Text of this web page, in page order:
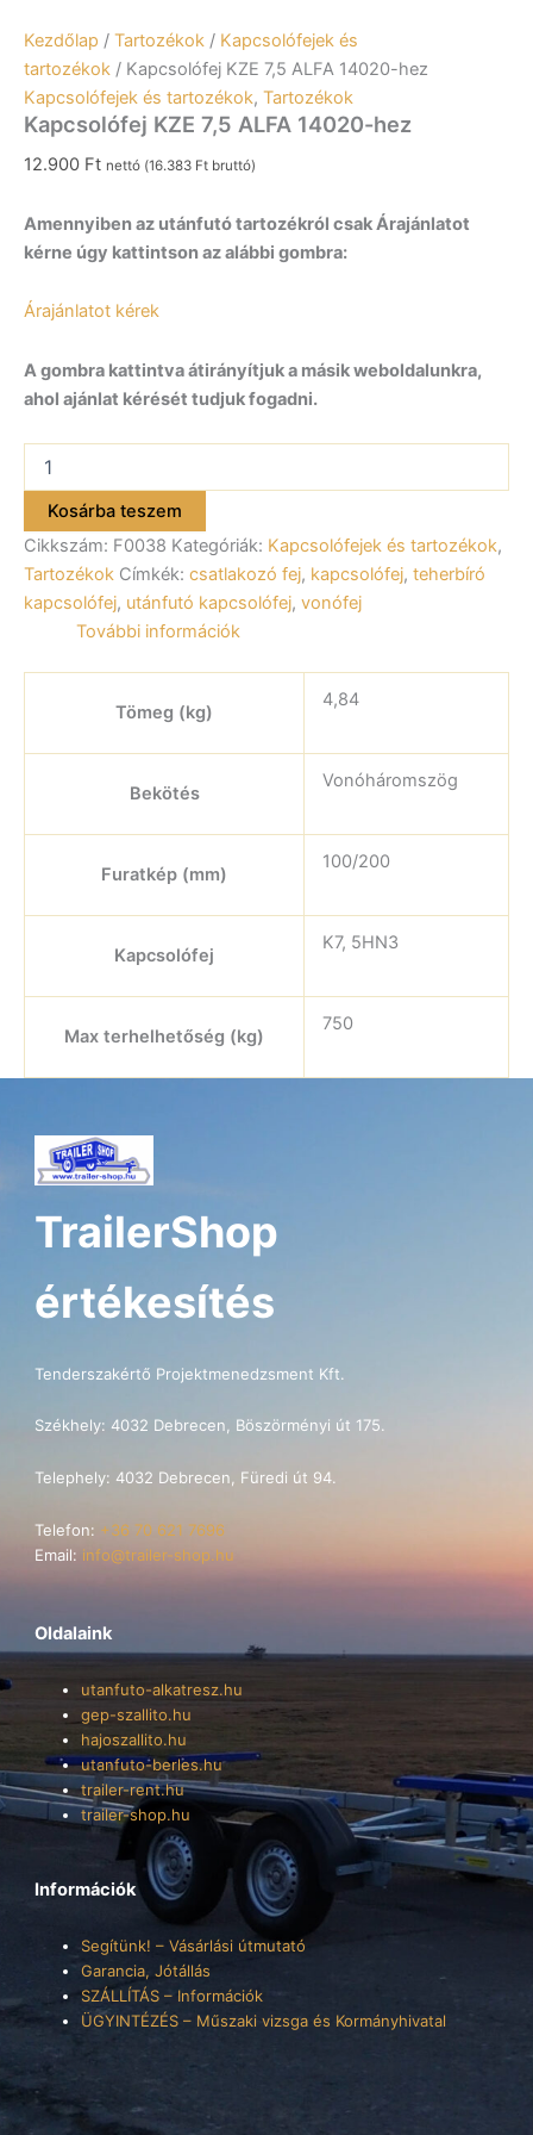
Kezdőlap / Tartozékok / Kapcsolófejek és
tartozékok / Kapcsolófej KZE 7,5 ALFA 14020-hez
Kapcsolófejek és tartozékok, Tartozékok
Kapcsolófej KZE 7,5 ALFA 14020-hez
12.900 Ft nettó (16.383 Ft bruttó)
Amennyiben az utánfutó tartozékról csak Árajánlatot
kérne úgy kattintson az alábbi gombra:
Árajánlatot kérek
A gombra kattintva átirányítjuk a másik weboldalunkra,
ahol ajánlat kérését tudjuk fogadni.
KZE
ALFA
14020-
hez
mennyiség
Kosárba teszem
Cikkszám: F0038 Kategóriák: Kapcsolófejek és tartozékok,
Tartozékok Címkék: csatlakozó fej, kapcsolófej, teherbíró
kapcsolófej, utánfutó kapcsolófej, vonófej
További információk
Tömeg (kg)
4,84
Bekötés
Vonóháromszög
Furatkép (mm)
100/200
Kapcsolófej
K7, 5HN3
Max terhelhetőség (kg)
750
TrailerShop
értékesítés
Tenderszakértő Projektmenedzsment Kft.
Székhely: 4032 Debrecen, Böszörményi út 175.
Telephely: 4032 Debrecen, Füredi út 94.
Telefon: +36 70 621 7696
Email: info@trailer-shop.hu
Oldalaink
utanfuto-alkatresz.hu
gep-szallito.hu
hajoszallito.hu
utanfuto-berles.hu
trailer-rent.hu
trailer-shop.hu
Információk
Segítünk! – Vásárlási útmutató
Garancia, Jótállás
SZÁLLÍTÁS – Információk
ÜGYINTÉZÉS – Műszaki vizsga és Kormányhivatal